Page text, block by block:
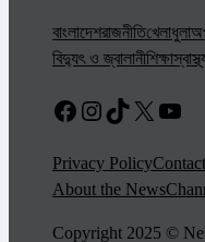
বাংলাদেশরাজনীতিখেলাধুলা
বিদ্যুৎ ও জ্বালানীশিক্ষা
Facebook
Instagram
TikTok
X
Privacy PolicyContact
About the
Copyright 2025 ©